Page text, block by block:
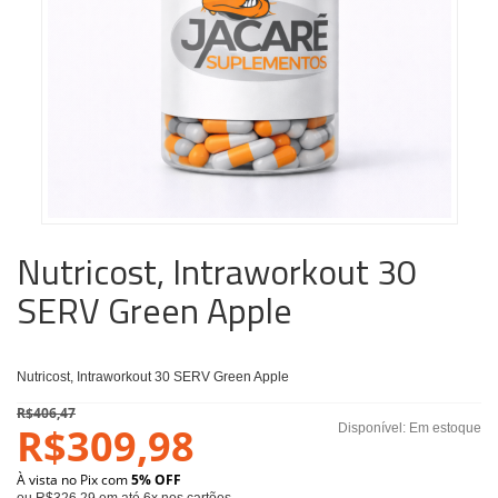
Nutricost, Intraworkout 30
SERV Green Apple
Nutricost, Intraworkout 30 SERV Green Apple
Disponível: Em estoque
R$406,47
R$309,98
À vista no Pix com5% OFF